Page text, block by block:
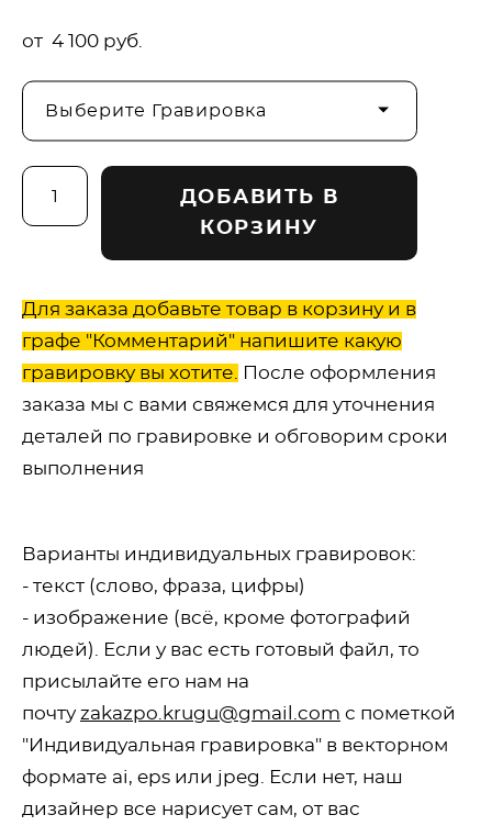
от 4 100 pуб.
Выберите Гравировка
ДОБАВИТЬ В
КОРЗИНУ
Для заказа добавьте товар в корзину и в
графе "Комментарий" напишите какую
гравировку вы хотите.
После оформления
заказа мы с вами свяжемся для уточнения
деталей по гравировке и обговорим сроки
выполнения
Варианты индивидуальных гравировок:
- текст (слово, фраза, цифры)
- изображение (всё, кроме фотографий
людей). Если у вас есть готовый файл, то
присылайте его нам на
почтуzakazpo.krugu@gmail.com с пометкой
"Индивидуальная гравировка" в векторном
формате ai, eps или jpeg. Если нет, наш
дизайнер все нарисует сам, от вас